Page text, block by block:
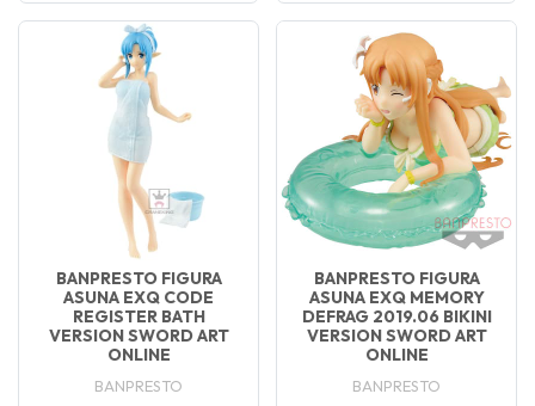
BANPRESTO FIGURA
ASUNA EXQ CODE
REGISTER BATH
VERSION SWORD ART
ONLINE
BANPRESTO
BANPRESTO FIGURA
ASUNA EXQ MEMORY
DEFRAG 2019.06 BIKINI
VERSION SWORD ART
ONLINE
BANPRESTO